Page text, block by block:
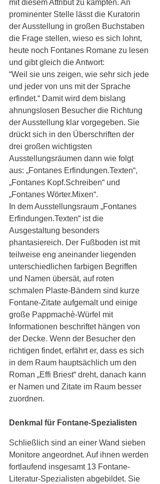
mit diesem Attribut zu kämpfen. An
prominenter Stelle lässt die Kuratorin
der Ausstellung in großen Buchstaben
die Frage stellen, wieso es sich lohnt,
heute noch Fontanes Romane zu lesen
und gibt gleich die Antwort:
“Weil sie uns zeigen, wie sehr sich jede
und jeder von uns mit der Sprache
erfindet.“ Damit wird dem bislang
ahnungslosen Besucher die Richtung
der Ausstellung klar vorgegeben. Sie
drückt sich in den Überschriften der
drei großen wichtigsten
Ausstellungsräumen dann wie folgt
aus: „Fontanes Erfindungen.Texten“,
„Fontanes Kopf.Schreiben“ und
„Fontanes Wörter.Mixen“.
In dem Ausstellungsraum „Fontanes
Erfindungen.Texten“ ist die
Ausgestaltung besonders
phantasiereich. Der Fußboden ist mit
teilweise eng aneinander liegenden
unterschiedlichen farbigen Begriffen
und Namen übersät, auf roten
schmalen Plaste-Bändern sind kurze
Fontane-Zitate aufgemalt und einige
große Pappmachè-Würfel mit
Informationen beschriftet hängen von
der Decke. Wenn der Besucher den
richtigen findet, erfährt er, dass es sich
in dem Raum hauptsächlich um den
Roman „Effi Briest“ dreht, danach kann
er Namen und Zitate im Raum besser
zuordnen.
Denkmal für Fontane-Spezialisten
Schließlich sind an einer Wand sieben
Monitore angeordnet. Auf ihnen werden
fortlaufend insgesamt 13 Fontane-
Literatur-Spezialisten abgebildet. Sie